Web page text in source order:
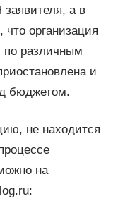
а в
что организация
по различным
и
бюджетом.
не находится
на